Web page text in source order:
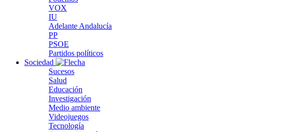
VOX
IU
Adelante Andalucía
PP
PSOE
Partidos políticos
Sociedad
Sucesos
Salud
Educación
Investigación
Medio ambiente
Videojuegos
Tecnología